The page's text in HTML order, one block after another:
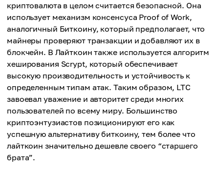
криптовалюта в целом считается безопасной. Она
использует механизм консенсуса Proof of Work,
аналогичный Биткоину, который предполагает, что
майнеры проверяют транзакции и добавляют их в
блокчейн. В Лайткоин также используется алгоритм
хеширования Scrypt, который обеспечивает
высокую производительность и устойчивость к
определенным типам атак. Таким образом, LTC
завоевал уважение и авторитет среди многих
пользователей по всему миру. Большинство
криптоэнтузиастов позиционируют его как
успешную альтернативу биткоину, тем более что
лайткоин значительно дешевле своего “старшего
брата”.